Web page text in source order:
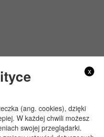
Wojcieszków
x
(ang. cookies), dzięki
W każdej chwili możesz
swojej przeglądarki.